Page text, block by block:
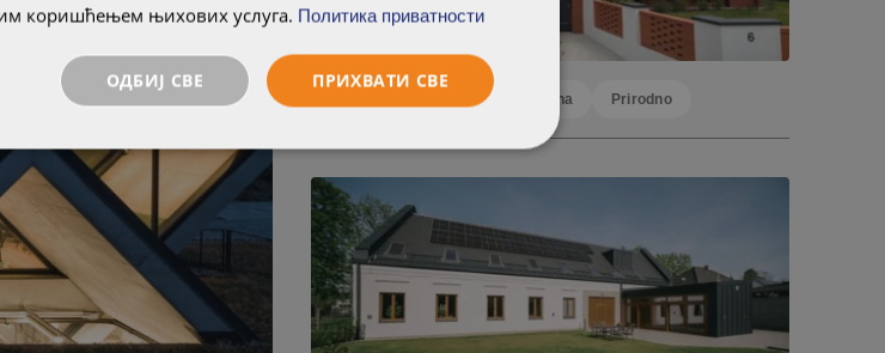
Glineni krovni crep Crvena Prirodno
коришћењем њихових услуга. Политика приватности
ПРИХВАТИ СВЕ
ОДБИЈ СВЕ